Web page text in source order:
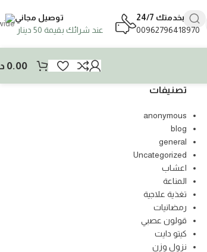
بخدمتك 24/7
00962796418970
توصيل مجاني
عند شرائك بقيمة 50 دينار
0.00
تصنيفات
anonymous
blog
general
Uncategorized
اعشاب
المناعة
تغذية علاجية
رمضانيات
قولون عصبي
كيتو دايت
نزول وزن